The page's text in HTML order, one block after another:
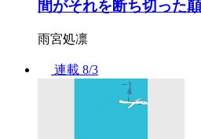
間がそれを断ち切った
雨宮処凛
連載 8/3